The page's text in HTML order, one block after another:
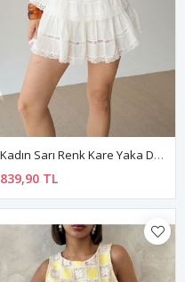
Kadın Sarı Renk Kare Yaka Düğmeli Triko Yelek 10B-2346
839,90 TL